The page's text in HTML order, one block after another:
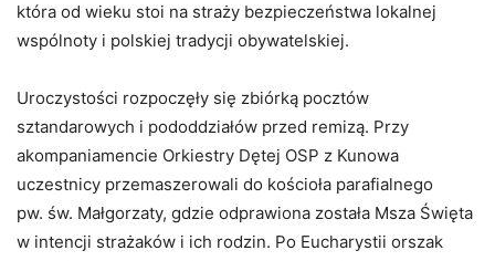
która od wieku stoi na straży bezpieczeństwa lokalnej
wspólnoty i polskiej tradycji obywatelskiej.
Uroczystości rozpoczęły się zbiórką pocztów
sztandarowych i pododdziałów przed remizą. Przy
akompaniamencie Orkiestry Dętej OSP z Kunowa
uczestnicy przemaszerowali do kościoła parafialnego
pw. św. Małgorzaty, gdzie odprawiona została Msza Święta
w intencji strażaków i ich rodzin. Po Eucharystii orszak